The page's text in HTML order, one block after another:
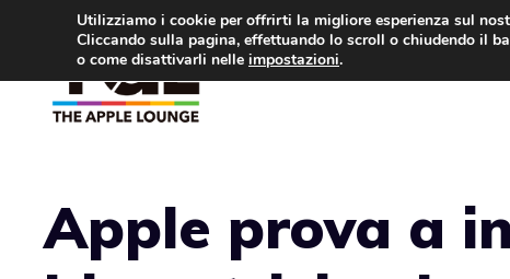
contenuto
Apple prova a
Utilizziamo i cookie per offrirti la migliore esperienza sul
Cliccando sulla pagina, effettuando lo scroll o chiudendo il
o come disattivarli nelle impostazioni.